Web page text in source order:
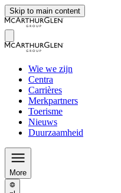
Skip to main content
Wie we zijn
Centra
Carrières
Merkpartners
Toerisme
Nieuws
Duurzaamheid
More